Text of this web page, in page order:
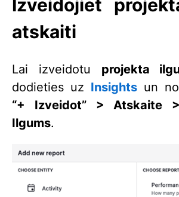
Izveidojiet
atskaiti
Lai izveidotu projekta
dodieties uz Insights un
“+ Izveidot” > Atskaite
Ilgums.